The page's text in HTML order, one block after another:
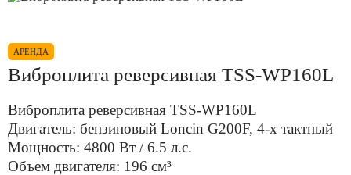
АРЕНДА
Виброплита реверсивная TSS-WP160L
Виброплита реверсивная TSS-WP160L
Двигатель: бензиновый Loncin G200F, 4-х тактный
Мощность: 4800 Вт / 6.5 л.с.
Объем двигателя: 196 см³